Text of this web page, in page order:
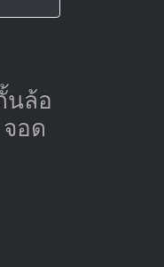
นล้อ
อด